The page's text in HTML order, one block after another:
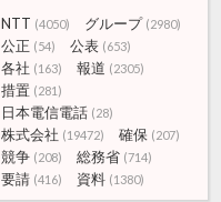
NTT (4050) グループ (2980)
公正 (54) 公表 (653)
各社 (163) 報道 (2305)
措置 (281)
日本電信電話 (28)
株式会社 (19472) 確保 (207)
競争 (208) 総務省 (714)
要請 (416) 資料 (1380)